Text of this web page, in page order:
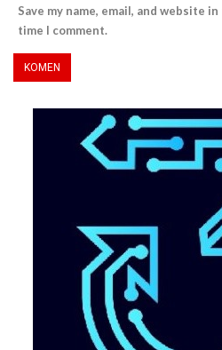
Save my name, email, and website
time I comment.